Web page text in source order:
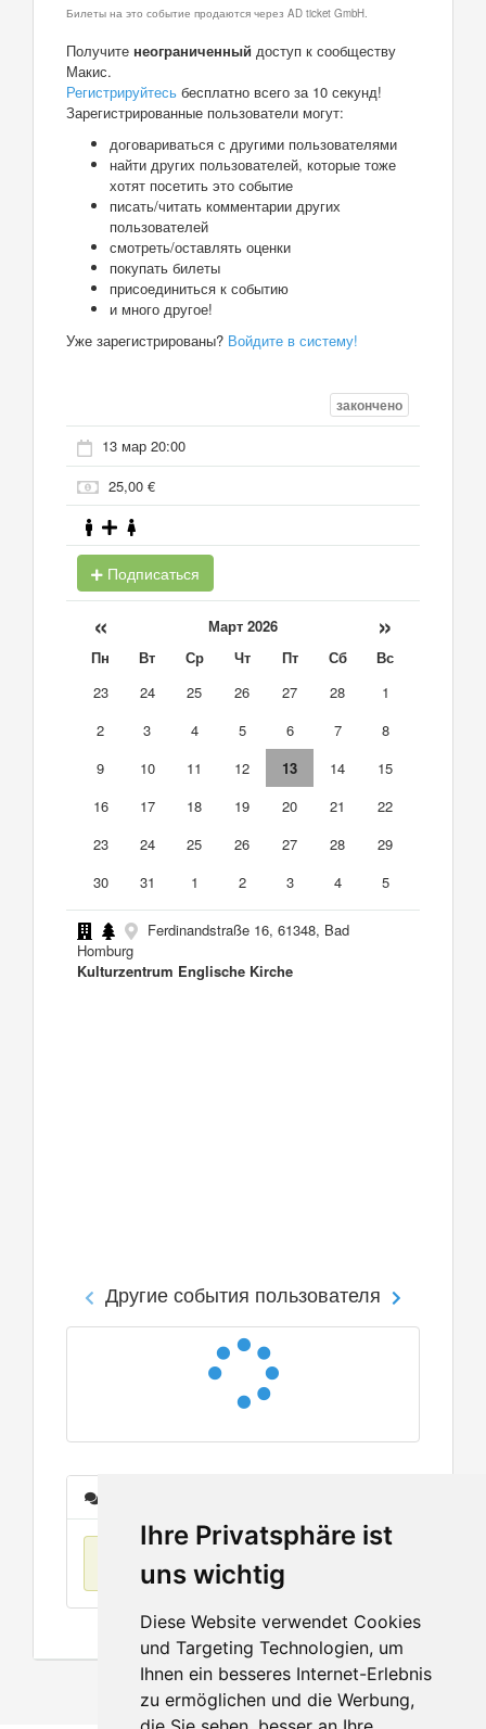
Ihre Privatsphäre ist
uns wichtig
Diese Website verwendet Cookies
und Targeting Technologien, um
Ihnen ein besseres Internet-Erlebnis
zu ermöglichen und die Werbung,
Билеты на это событие продаются через AD ticket GmbH.
Получите неограниченный доступ к сообществу
Макис.
Регистрируйтесь бесплатно всего за 10 секунд!
Зарегистрированные пользователи могут:
договариваться с другими пользователями
найти других пользователей, которые тоже
хотят посетить это событие
писать/читать комментарии других
пользователей
смотреть/оставлять оценки
покупать билеты
присоединиться к событию
и много другое!
Уже зарегистрированы? Войдите в систему!
закончено
13 мар 20:00
25,00 €
Подписаться
« Март 2026 »
Пн Вт Ср Чт Пт Сб
Вс
23
24 25 26 27 28
1
2
3 4 5 6 7
8
9
10 11 12 13 14
15
16
17 18 19 20 21
22
23
24 25 26 27 28
29
30
31 1 2 3 4 5
Ferdinandstraße 16, 61348, Bad
Homburg
Kulturzentrum Englische Kirche
Другие события пользователя
Нет данных